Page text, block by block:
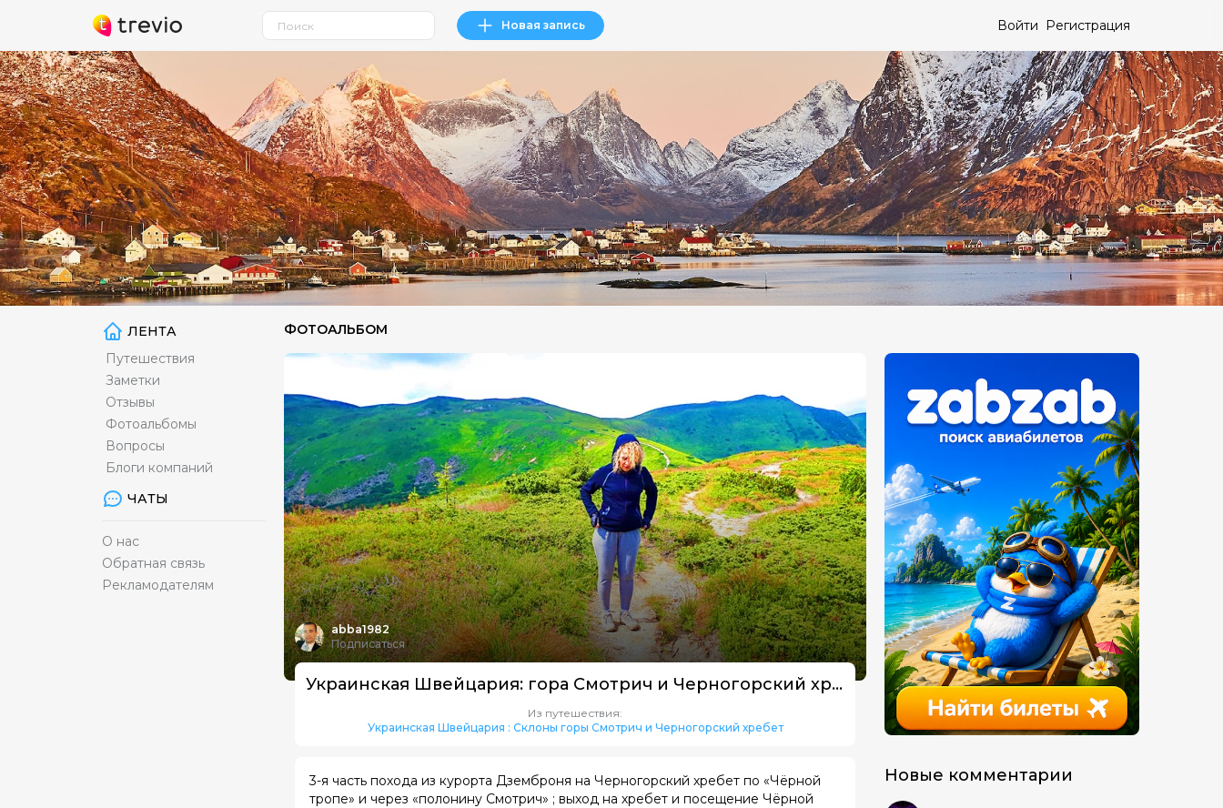
Новая запись Войти Регистрация
ЛЕНТА
Путешествия
Заметки
Отзывы
Фотоальбомы
Вопросы
Блоги компаний
ЧАТЫ
О нас
Обратная связь
Рекламодателям
ФОТОАЛЬБОМ
Новые комментарии
abba1982
Подписаться
Украинская Швейцария: гора Смотрич и Черногорский хребет
Из путешествия:
Украинская Швейцария : Склоны горы Смотрич и Черногорский хребет
3-я часть похода из курорта Дземброня на Черногорский хребет по «Чёрной
тропе» и через «полонину Смотрич» ; выход на хребет и посещение Чёрной